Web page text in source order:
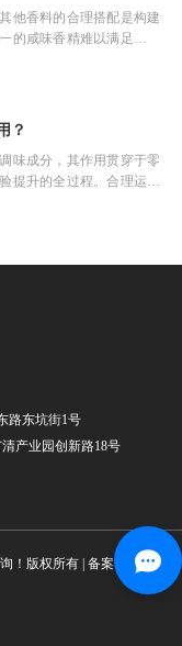
他香料的合理搭配是构建
的咸味香精难以满足消费
不同类型香料科学搭配，
？
味成分，其作用贯穿于零
提升的全过程。合理运用
零食的风味需求，增强零
路东坑街1号
产业园创新路18号
！版权所有 | 备案号： 粤